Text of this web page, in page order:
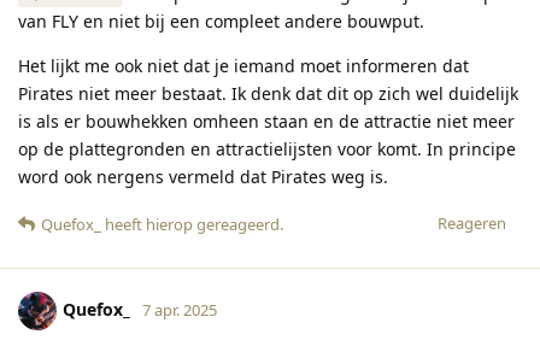
van FLY en niet bij een compleet andere bouwput.
Het lijkt me ook niet dat je iemand moet informeren dat
Pirates niet meer bestaat. Ik denk dat dit op zich wel duidelijk
is als er bouwhekken omheen staan en de attractie niet meer
op de plattegronden en attractielijsten voor komt. In principe
word ook nergens vermeld dat Pirates weg is.
Reageren
Quefox_ heeft hierop gereageerd.
Quefox_ 7 apr. 2025